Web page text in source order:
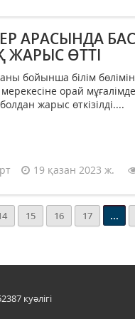
АРАСЫНДА
ӨТТІ
бойынша білім
мерекесіне орай
жарыс өткізілді....
19 қазан 2023 ж.
15 16 17 ...
куәлігі